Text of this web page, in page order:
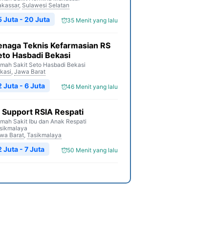
, Sulawesi Selatan
35 Menit yang lalu
Juta - 20 Juta
Teknis Kefarmasian RS
Hasbadi Bekasi
Sakit Seto Hasbadi Bekasi
, Jawa Barat
46 Menit yang lalu
Juta - 6 Juta
Support RSIA Respati
Sakit Ibu dan Anak Respati
Barat, Tasikmalaya
50 Menit yang lalu
Juta - 7 Juta